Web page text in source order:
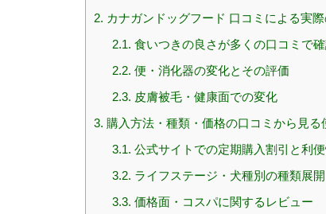
2. カナガンドッグフード 口コミによる実
2.1. 食いつきの良さが多くの口コミで
2.2. 便・消化器の変化とその評価
2.3. 皮膚被毛・健康面での変化
3. 購入方法・種類・価格の口コミから見る
3.1. 公式サイトでの定期購入割引と利
3.2. ライフステージ・犬種別の種類展開
3.3. 価格面・コスパに関するレビュー